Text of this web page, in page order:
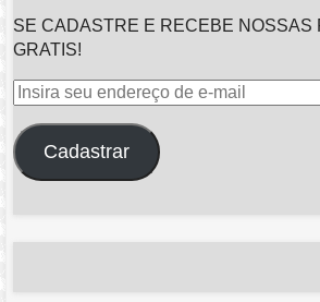
SE CADASTRE E RECEBE NOSSAS
GRATIS!
Insira
endereço
de
Cadastrar